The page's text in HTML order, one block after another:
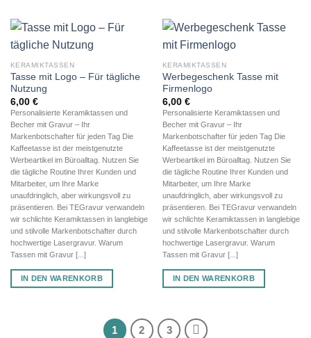
KERAMIKTASSEN
Tasse mit Logo – Für tägliche
Nutzung
6,00 €
Personalisierte Keramiktassen und
Becher mit Gravur – Ihr
Markenbotschafter für jeden Tag Die
Kaffeetasse ist der meistgenutzte
Werbeartikel im Büroalltag. Nutzen Sie
die tägliche Routine Ihrer Kunden und
Mitarbeiter, um Ihre Marke
unaufdringlich, aber wirkungsvoll zu
präsentieren. Bei TEGravur verwandeln
wir schlichte Keramiktassen in langlebige
und stilvolle Markenbotschafter durch
hochwertige Lasergravur. Warum
Tassen mit Gravur [...]
IN DEN WARENKORB
KERAMIKTASSEN
Werbegeschenk Tasse mit
Firmenlogo
6,00 €
Personalisierte Keramiktassen und
Becher mit Gravur – Ihr
Markenbotschafter für jeden Tag Die
Kaffeetasse ist der meistgenutzte
Werbeartikel im Büroalltag. Nutzen Sie
die tägliche Routine Ihrer Kunden und
Mitarbeiter, um Ihre Marke
unaufdringlich, aber wirkungsvoll zu
präsentieren. Bei TEGravur verwandeln
wir schlichte Keramiktassen in langlebige
und stilvolle Markenbotschafter durch
hochwertige Lasergravur. Warum
Tassen mit Gravur [...]
IN DEN WARENKORB
1 2 3